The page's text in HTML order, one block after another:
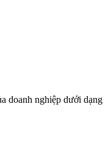
doanh nghiệp dưới dạng